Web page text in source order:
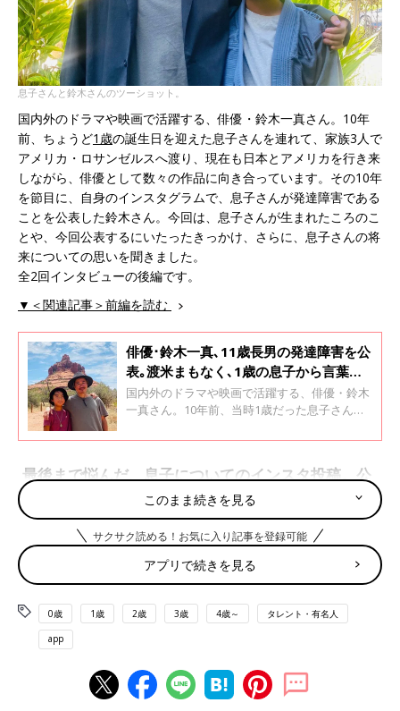
息子さんと鈴木さんのツーショット。
国内外のドラマや映画で活躍する、俳優・鈴木一真さん。10年
前、ちょうど1歳の誕生日を迎えた息子さんを連れて、家族3人で
アメリカ・ロサンゼルスへ渡り、現在も日本とアメリカを行き来
しながら、俳優として数々の作品に向き合っています。その10年
を節目に、自身のインスタグラムで、息子さんが発達障害である
ことを公表した鈴木さん。今回は、息子さんが生まれたころのこ
とや、今回公表するにいたったきっかけ、さらに、息子さんの将
来についての思いを聞きました。
全2回インタビューの後編です。
▼＜関連記事＞前編を読む
俳優･鈴木一真､11歳長男の発達障害を公
表｡渡米まもなく､1歳の息子から言葉と
笑顔が消えた･･･｡家族の10年間の道のり
国内外のドラマや映画で活躍する、俳優・鈴木
一真さん。10年前、当時1歳だった息子さんを
渡り、現在は日本とアメリカを行き来しなが
す。そして2025年、渡米から10年の節目に、自
身のインスタグラムで、息子さんが発達障害で
あることを公表。今回は、診断がおりた当時の
気持ちや、家族で取り組んだセラピーのこと、
また、発達障害に対するアメリカの体制や日本
との違いについて聞きました。 全2回インタビ
ューの前編です。
最後まで悩んだ、息子についてのインスタ投稿。公
表後は、みなさんからの感謝の言葉が届いた！
このまま続きを見る
サクサク読める！お気に入り記事を登録可能
アプリで続きを見る
0歳 1歳 2歳 3歳 4歳～ タレント・有名人
app